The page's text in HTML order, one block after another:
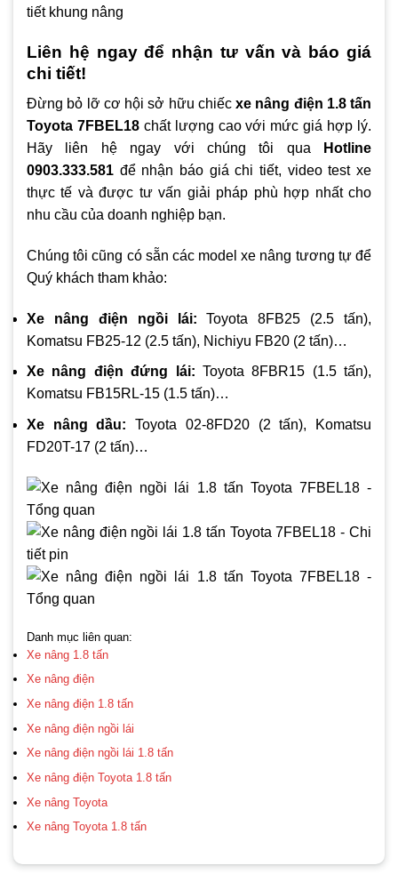
Liên hệ ngay để nhận tư vấn và báo giá
chi tiết!
Đừng bỏ lỡ cơ hội sở hữu chiếc xe nâng điện 1.8 tấn
Toyota 7FBEL18chất lượng cao với mức giá hợp lý.
Hãy liên hệ ngay với chúng tôi qua
Hotline
0903.333.581 để nhận báo giá chi tiết, video test xe
thực tế và được tư vấn giải pháp phù hợp nhất cho
nhu cầu của doanh nghiệp bạn.
Chúng tôi cũng có sẵn các model xe nâng tương tự để
Quý khách tham khảo:
Xe nâng điện ngồi lái: Toyota 8FB25 (2.5 tấn),
Komatsu FB25-12 (2.5 tấn), Nichiyu FB20 (2 tấn)…
Xe nâng điện đứng lái: Toyota 8FBR15 (1.5 tấn),
Komatsu FB15RL-15 (1.5 tấn)…
Xe nâng dầu: Toyota 02-8FD20 (2 tấn), Komatsu
FD20T-17 (2 tấn)…
Danh mục liên quan:
Xe nâng 1.8 tấn
Xe nâng điện
Xe nâng điện 1.8 tấn
Xe nâng điện ngồi lái
Xe nâng điện ngồi lái 1.8 tấn
Xe nâng điện Toyota 1.8 tấn
Xe nâng Toyota
Xe nâng Toyota 1.8 tấn